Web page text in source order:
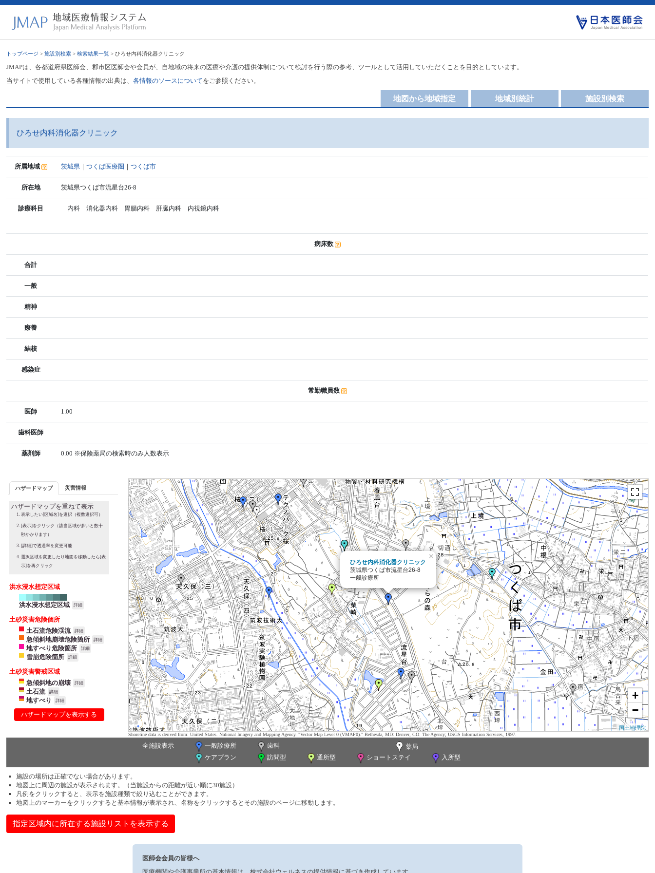
トップページ >施設別検索 >検索結果一覧 > ひろせ内科消化器クリニック
JMAPは、各都道府県医師会、郡市区医師会や会員が、自地域の将来の医療や介護の提供体制について検討を行う際の参考、ツールとして活用していただくことを目的としています。
当サイトで使用している各種情報の出典は、各情報のソースについてをご参照ください。
施設別検索
地域別統計
地図から地域指定
ひろせ内科消化器クリニック
所属地域 茨城県 ｜つくば医療圏 ｜つくば市
所在地 茨城県つくば市流星台26-8
診療科目 内科 消化器内科 胃腸内科 肝臓内科 内視鏡内科
病床数
合計
一般
精神
療養
結核
感染症
常勤職員数
医師 1.00
歯科医師
薬剤師 0.00 ※保険薬局の検索時のみ人数表示
ハザードマップ 災害情報
ハザードマップを重ねて表示
表示したい[区域名]を選択（複数選択可）
[表示]をクリック（該当区域が多いと数十
秒かかります）
[詳細]で透過率を変更可能
選択区域を変更したり地図を移動したら[表
示]を再クリック
洪水浸水想定区域
洪水浸水想定区域 詳細
土砂災害危険個所
土石流危険渓流
詳細
急傾斜地崩壊危険箇所 詳細
地すべり危険箇所 詳細
雪崩危険箇所 詳細
土砂災害警戒区域
急傾斜地の崩壊
詳細
土石流 詳細
地すべり 詳細
ハザードマップを表示する
ひろせ内科消化器クリニック
茨城県つくば市流星台26-8
一般診療所
×
+
−
国土地理院
Shoreline data is derived from: United States. National Imagery and Mapping Agency. "Vector Map Level 0 (VMAP0)." Bethesda, MD: Denver, CO: The Agency; USGS Information Services, 1997.
全施設表示 一般診療所 歯科
薬局
ケアプラン
訪問型 通所型 ショートステイ 入所型
施設の場所は正確でない場合があります。
地図上に周辺の施設が表示されます。（当施設からの距離が近い順に30施設）
凡例をクリックすると、表示を施設種類で絞り込むことができます。
地図上のマーカーをクリックすると基本情報が表示され、名称をクリックするとその施設のページに移動します。
指定区域内に所在する施設リストを表示する
医師会会員の皆様へ